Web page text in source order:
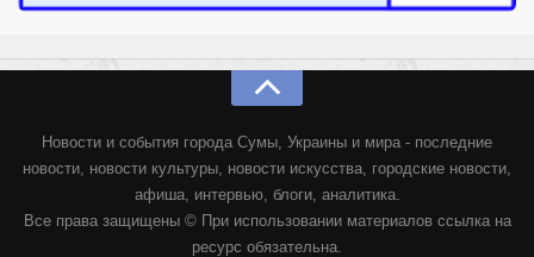
Новости и события города Сумы, Украины и мира - последние
новости, новости культуры, новости искусства, городские новости,
афиша, интервью, блоги, аналитика.
Все права защищены © При использовании материалов ссылка на
ресурс обязательна.